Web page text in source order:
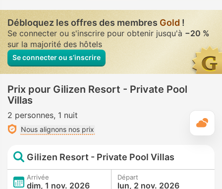
Débloquez les offres des membres Gold !
Se connecter ou s'inscrire pour obtenir jusqu'à −20 %
sur la majorité des hôtels
Se connecter ou s’inscrire
Prix pour Gilizen Resort - Private Pool
Villas
2 personnes 1 nuit
Nous alignons nos prix
Gilizen Resort - Private Pool Villas
Arrivée
dim, 1 nov. 2026
Départ
lun, 2 nov. 2026